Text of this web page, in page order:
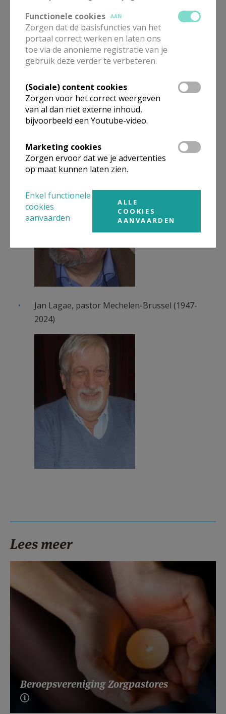
112013_2013_11_20_9999_2
uitsnede.jpg
penningmeester (1947-2024)
Jos Vanachter[9026]2.jpg
Jan Lagae, pastor Mechelen-Brussel (1947-
2024)
DSCN7020[11286] 2.jpeg
Lees meer
Beroepsvereniging Zorgpastores
Functionele cookies
AAN
Zorgen dat de basisfuncties van het
portaal correct werken en laten ons
toe via de anonieme registratie van je
gebruik deze verder te verbeteren.
(Sociale) content cookies
Zorgen voor het correct weergeven
van al dan niet externe inhoud,
bijvoorbeeld een Youtube-video.
Marketing cookies
Zorgen ervoor dat we je advertenties
op maat kunnen laten zien.
Enkel functionele
cookies
aanvaarden
ALLE
COOKIES
AANVAARDEN